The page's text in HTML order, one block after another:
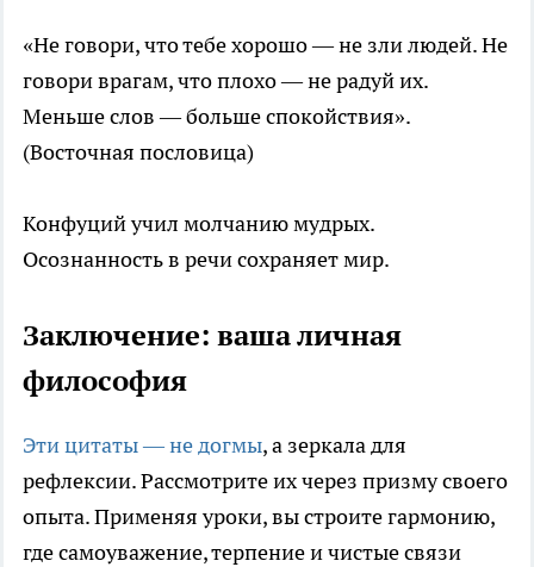
«Не говори, что тебе хорошо — не зли людей. Не
говори врагам, что плохо — не радуй их.
Меньше слов — больше спокойствия».
(Восточная пословица)
Конфуций учил молчанию мудрых.
Осознанность в речи сохраняет мир.
Заключение: ваша личная
философия
Эти цитаты — не догмы, а зеркала для
рефлексии. Рассмотрите их через призму своего
опыта. Применяя уроки, вы строите гармонию,
где самоуважение, терпение и чистые связи